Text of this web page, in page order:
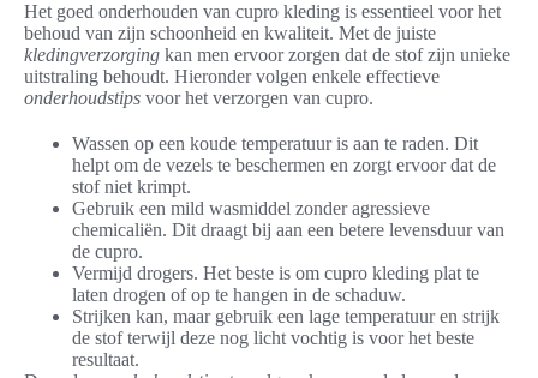
Het goed onderhouden van cupro kleding is essentieel voor het
behoud van zijn schoonheid en kwaliteit. Met de juiste
kledingverzorging kan men ervoor zorgen dat de stof zijn unieke
uitstraling behoudt. Hieronder volgen enkele effectieve
onderhoudstips voor het verzorgen van cupro.
Wassen op een koude temperatuur is aan te raden. Dit
helpt om de vezels te beschermen en zorgt ervoor dat de
stof niet krimpt.
Gebruik een mild wasmiddel zonder agressieve
chemicaliën. Dit draagt bij aan een betere levensduur van
de cupro.
Vermijd drogers. Het beste is om cupro kleding plat te
laten drogen of op te hangen in de schaduw.
Strijken kan, maar gebruik een lage temperatuur en strijk
de stof terwijl deze nog licht vochtig is voor het beste
resultaat.